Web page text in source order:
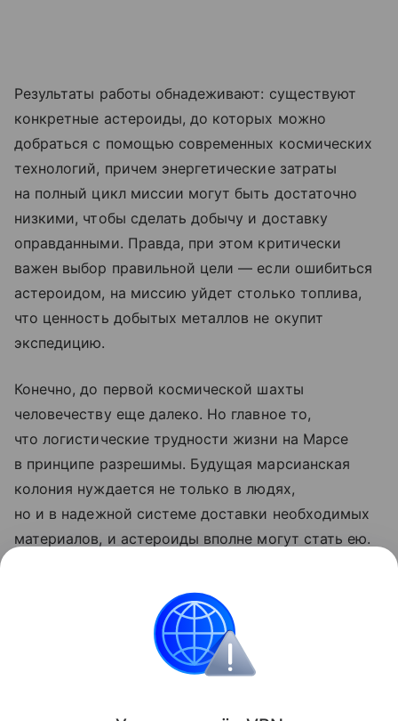
Результаты работы обнадеживают: существуют
конкретные астероиды, до которых можно
добраться с помощью современных космических
технологий, причем энергетические затраты
на полный цикл миссии могут быть достаточно
низкими, чтобы сделать добычу и доставку
оправданными. Правда, при этом критически
важен выбор правильной цели — если ошибиться
астероидом, на миссию уйдет столько топлива,
что ценность добытых металлов не окупит
экспедицию.
Конечно, до первой космической шахты
человечеству еще далеко. Но главное то,
что логистические трудности жизни на Марсе
в принципе разрешимы. Будущая марсианская
колония нуждается не только в людях,
но и в надежной системе доставки необходимых
материалов, и астероиды вполне могут стать ею.
высадки на Марс рядом с источником воды.
Поделиться